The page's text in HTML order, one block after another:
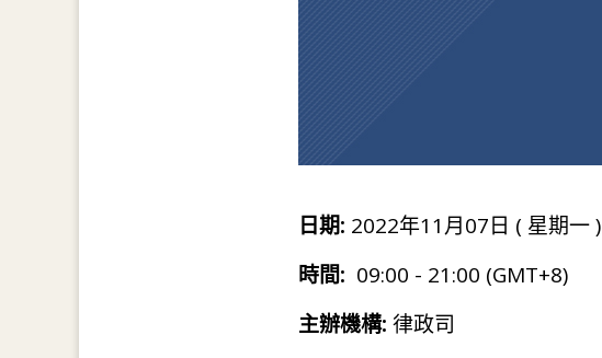
日期: 2022年11月07日 ( 星期一 )
時間: 09:00 - 21:00 (GMT+8)
主辦機構: 律政司